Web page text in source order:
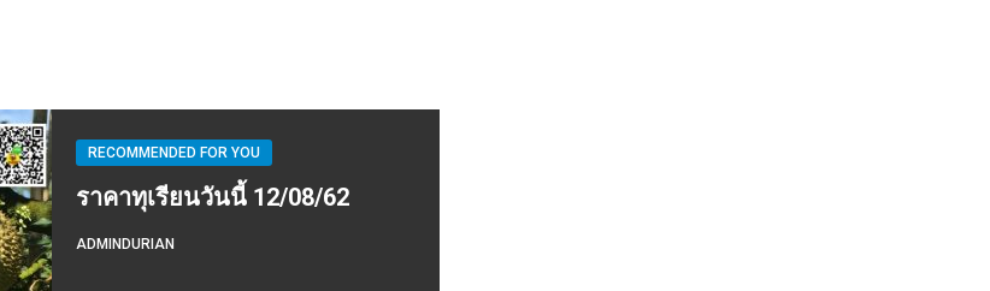
RECOMMENDED FOR YOU
ราคาทุเรียนวันนี้ 12/08/62
ADMINDURIAN